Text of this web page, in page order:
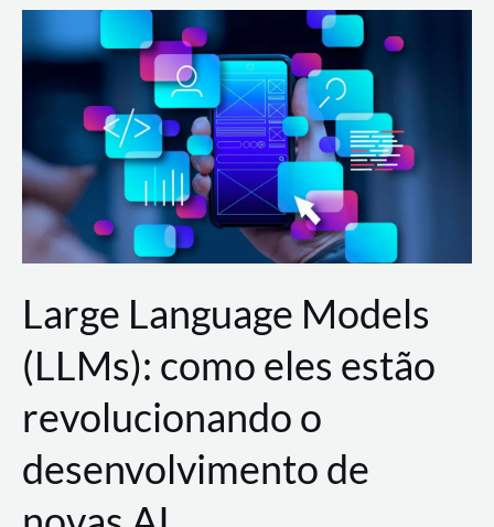
de
a
AWS?
Large Language Models
(LLMs): como eles estão
revolucionando o
desenvolvimento de